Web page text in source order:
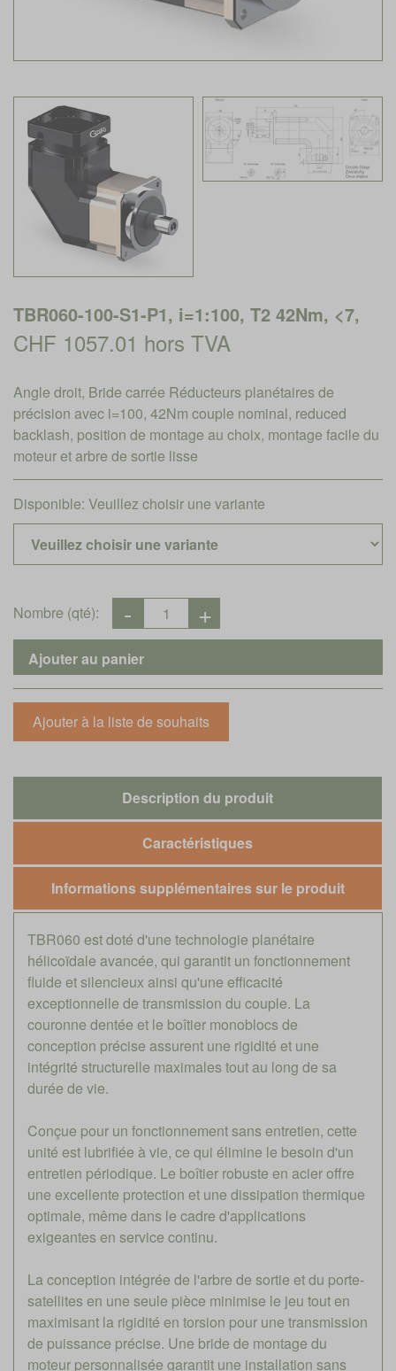
TBR060-100-S1-P1, i=1:100, T2 42Nm, <7,
CHF 1057.01 hors TVA
Angle droit, Bride carrée Réducteurs planétaires de
précision avec i=100, 42Nm couple nominal, reduced
backlash, position de montage au choix, montage facile du
moteur et arbre de sortie lisse
Disponible: Veuillez choisir une variante
Nombre (qté):
Description du produit
Caractéristiques
Informations supplémentaires sur le produit
TBR060 est doté d'une technologie planétaire
hélicoïdale avancée, qui garantit un fonctionnement
fluide et silencieux ainsi qu'une efficacité
exceptionnelle de transmission du couple. La
couronne dentée et le boîtier monoblocs de
conception précise assurent une rigidité et une
intégrité structurelle maximales tout au long de sa
durée de vie.
Conçue pour un fonctionnement sans entretien, cette
unité est lubrifiée à vie, ce qui élimine le besoin d'un
entretien périodique. Le boîtier robuste en acier offre
une excellente protection et une dissipation thermique
optimale, même dans le cadre d'applications
exigeantes en service continu.
La conception intégrée de l'arbre de sortie et du porte-
satellites en une seule pièce minimise le jeu tout en
maximisant la rigidité en torsion pour une transmission
de puissance précise. Une bride de montage du
moteur personnalisée garantit une installation sans